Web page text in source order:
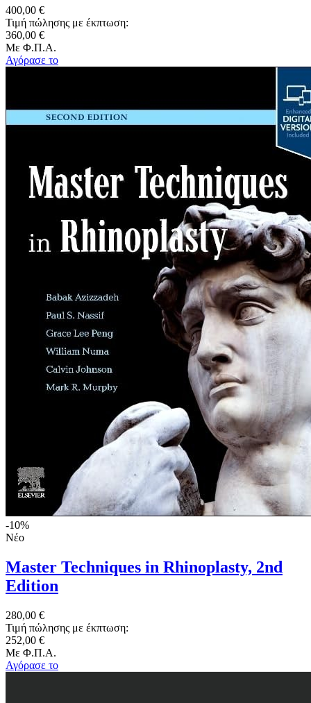
400,00 €
Τιμή πώλησης με έκπτωση:
360,00 €
Με Φ.Π.Α.
Αγόρασε το
-10%
Νέο
Master Techniques in Rhinoplasty, 2nd
Edition
280,00 €
Τιμή πώλησης με έκπτωση:
252,00 €
Με Φ.Π.Α.
Αγόρασε το